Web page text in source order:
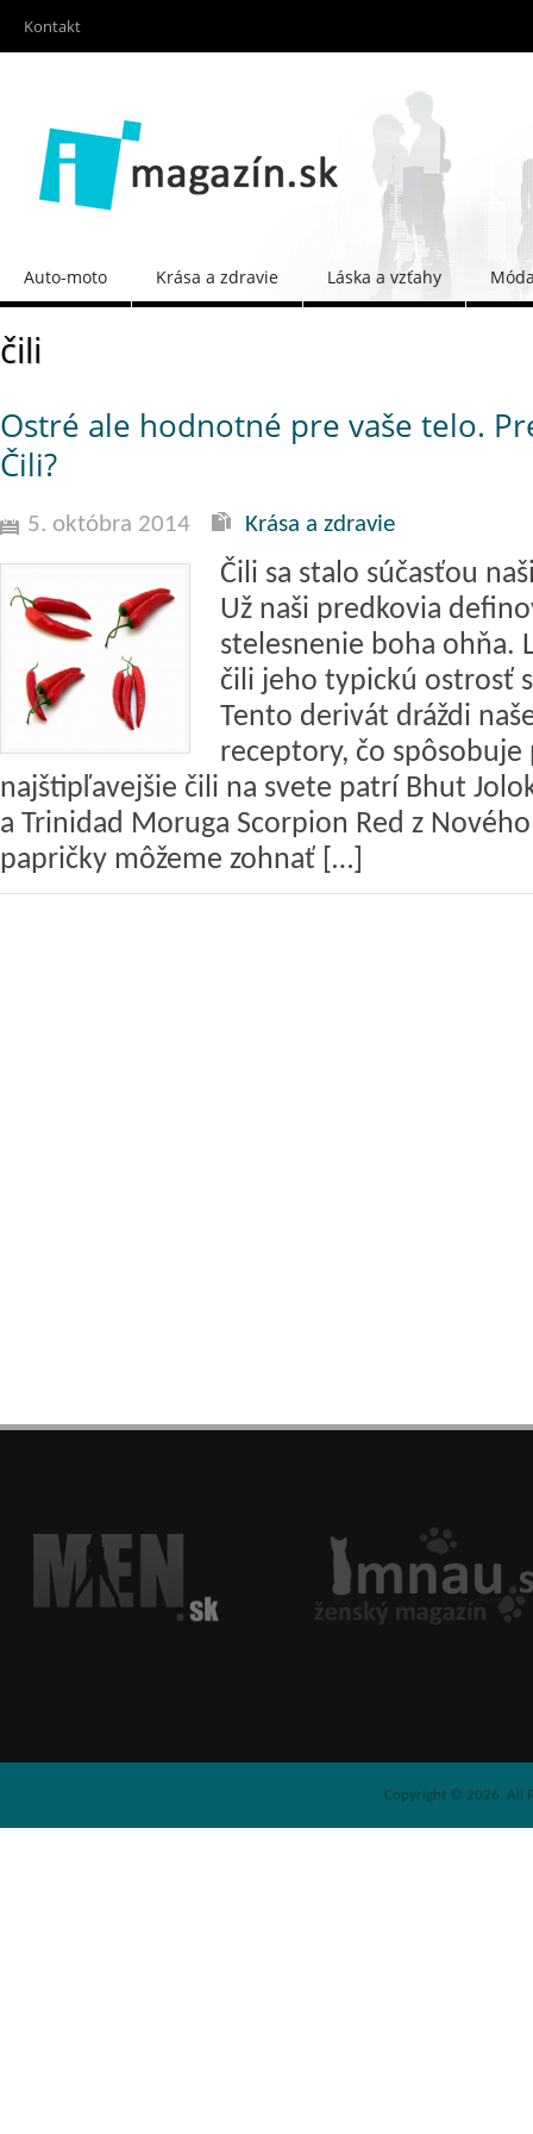
Kontakt
Auto-moto Krása a zdravie Láska a vzťahy
čili
Ostré ale hodnotné pre vaše telo.
Čili?
5. októbra 2014 Krása a zdravie
Čili sa stalo súčasťou
Už naši predkovia
stelesnenie boha ohňa.
čili jeho typickú ostrosť
Tento derivát dráždi
receptory, čo
najštipľavejšie čili na svete patrí Bhut
a Trinidad Moruga Scorpion Red z
papričky môžeme zohnať […]
Copyright © 2026. All